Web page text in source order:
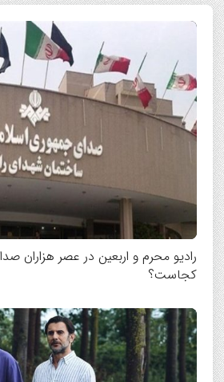
رادیو محرم و اربعین در عصر هزاران
کجاست؟